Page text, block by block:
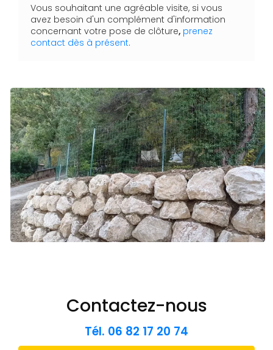
Vous souhaitant une agréable visite, si vous
avez besoin d'un complément d'information
concernant votre pose de clôture, prenez
contact dès à présent.
Contactez-nous
Tél. 06 82 17 20 74